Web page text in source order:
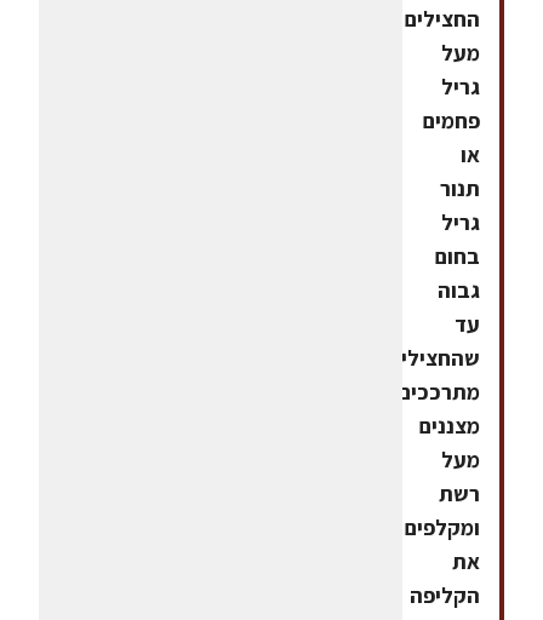
החצילים
מעל
גריל
פחמים
או
תנור
גריל
בחום
גבוה
עד
שהחצילים
מתרככים,
מצננים
מעל
רשת
ומקלפים
את
הקליפה